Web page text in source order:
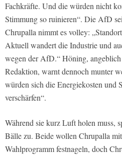
Fachkräfte. Und die würden nicht
Stimmung so ruinieren“. Die AfD
Chrupalla nimmt es volley:
Aktuell wandert die Industrie und
wegen der AfD.“ Höning,
Redaktion, warnt dennoch munter
würden sich die Energiekosten und
verschärfen“.
Während sie kurz Luft holen muss,
Bälle zu. Beide wollen Chrupalla
Wahlprogramm festnageln, doch